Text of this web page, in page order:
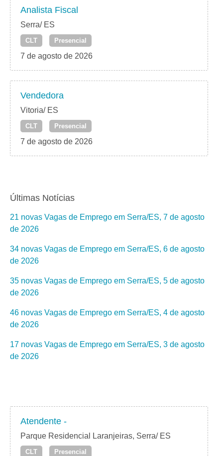
Analista Fiscal
Serra/ ES
CLT Presencial
7 de agosto de 2026
Vendedora
Vitoria/ ES
CLT Presencial
7 de agosto de 2026
Últimas Notícias
21 novas Vagas de Emprego em Serra/ES, 7 de agosto
de 2026
34 novas Vagas de Emprego em Serra/ES, 6 de agosto
de 2026
35 novas Vagas de Emprego em Serra/ES, 5 de agosto
de 2026
46 novas Vagas de Emprego em Serra/ES, 4 de agosto
de 2026
17 novas Vagas de Emprego em Serra/ES, 3 de agosto
de 2026
Atendente -
Parque Residencial Laranjeiras, Serra/ ES
CLT Presencial